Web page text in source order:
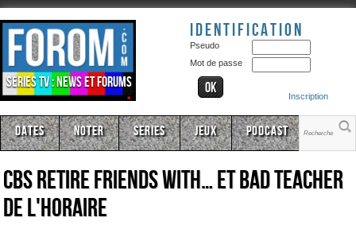
Séries TV : news et forums
Identification
Pseudo
Mot de passe
Inscription
Dates Noter Series Jeux Podcast
CBS retire Friends With… et Bad Teacher
de l'horaire